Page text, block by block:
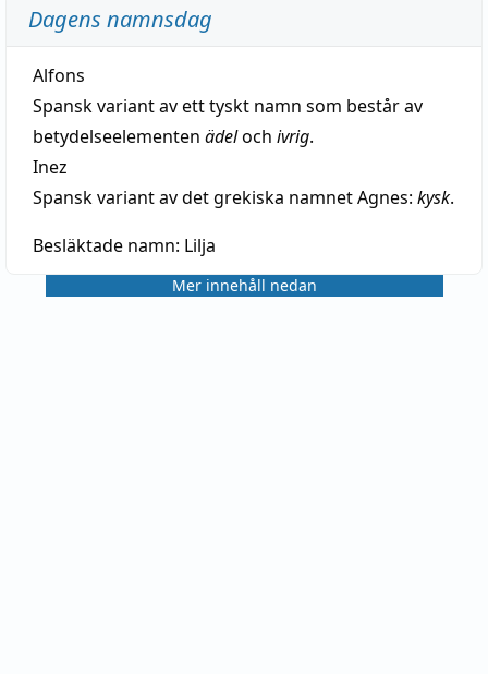
Dagens namnsdag
Alfons
Spansk variant av ett tyskt namn som består av
betydelseelementen ädeloch ivrig.
Inez
Spansk variant av det grekiska namnet Agnes: kysk.
Besläktade namn: Lilja
Mer innehåll nedan